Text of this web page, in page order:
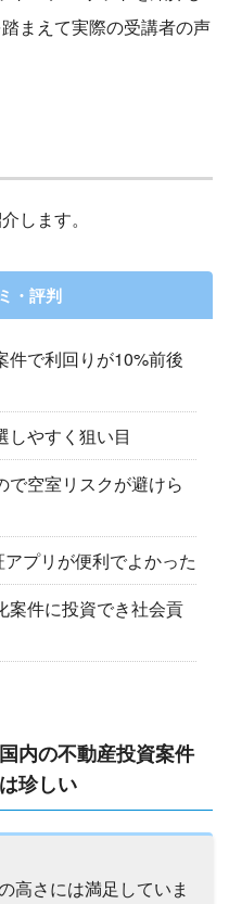
まえて実際の受講者の声
します。
・評判
件で利回りが10%前後
しやすく狙い目
で空室リスクが避けら
プリが便利でよかった
案件に投資でき社会貢
内の不動産投資案件
珍しい
高さには満足していま